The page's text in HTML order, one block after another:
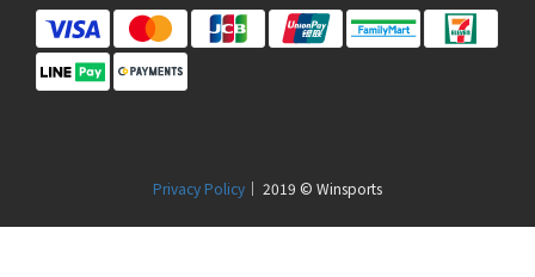
Privacy Policy ｜ 2019 © Winsports